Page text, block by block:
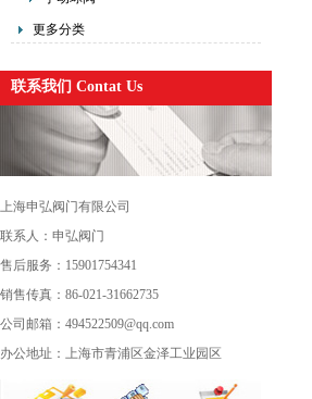
更多分类
联系我们 Contat Us
上海申弘阀门有限公司
联系人：申弘阀门
售后服务：15901754341
销售传真：86-021-31662735
公司邮箱：494522509@qq.com
办公地址：上海市青浦区金泽工业园区